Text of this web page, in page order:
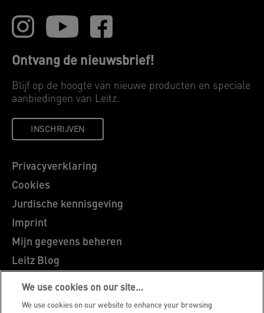
Ontvang de nieuwsbrief!
Blijf op de hoogte van nieuwe producten en speciale
aanbiedingen van Leitz.
INSCHRIJVEN
Privacyverklaring
Cookies
Jurdische kennisgeving
Imprint
Mijn gegevens beheren
Leitz Blog
Vacatures
Leitz EasyPrint
We use cookies on our site…
We use cookies on our website to enhance your browsing